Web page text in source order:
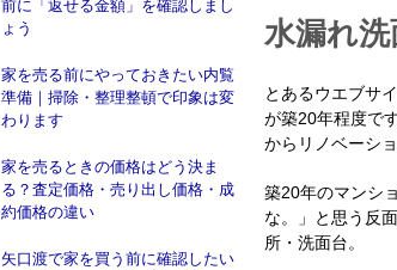
前に「返せる金額」を確認しまし
ょう
家を売る前にやっておきたい内覧
準備｜掃除・整理整頓で印象は変
わります
家を売るときの価格はどう決ま
る？査定価格・売り出し価格・成
約価格の違い
矢口渡で家を買う前に確認したい
水漏れ
とあるウエブサ
が築20年程度で
からリノベーシ
築20年のマンシ
な。」と思う反
所・洗面台。